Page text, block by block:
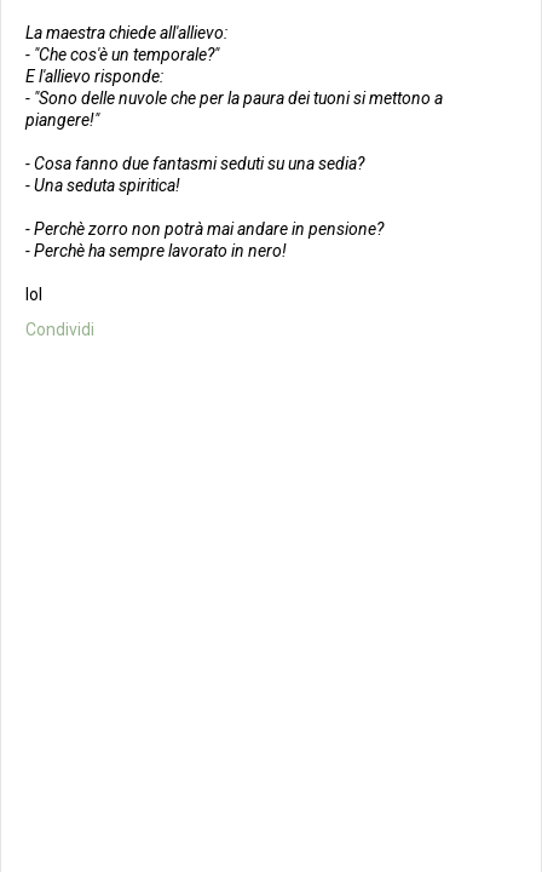
La maestra chiede all'allievo:
- "Che cos'è un temporale?"
E l'allievo risponde:
- "Sono delle nuvole che per la paura dei tuoni si mettono a
piangere!"
- Cosa fanno due fantasmi seduti su una sedia?
- Una seduta spiritica!
- Perchè zorro non potrà mai andare in pensione?
- Perchè ha sempre lavorato in nero!
lol
Condividi